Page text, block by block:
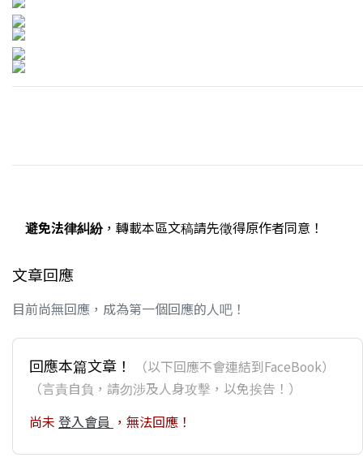
避免法律糾紛，轉載本區文稿請先徵得原作者同意！
文章回應
目前尚無回應，成為第一個回應的人吧！
回應本篇文章！
（以下回應不會連結到FaceBook）
（言責自負，請勿涉及人身攻擊，以免挨告！）
尚未 登入會員 ，無法回應！